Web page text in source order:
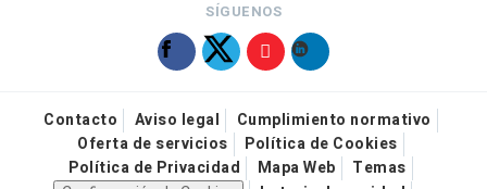
SÍGUENOS
Contacto Aviso legal
Cumplimiento normativo
Oferta de servicios
Política de Cookies
Política de Privacidad
Mapa Web
Temas